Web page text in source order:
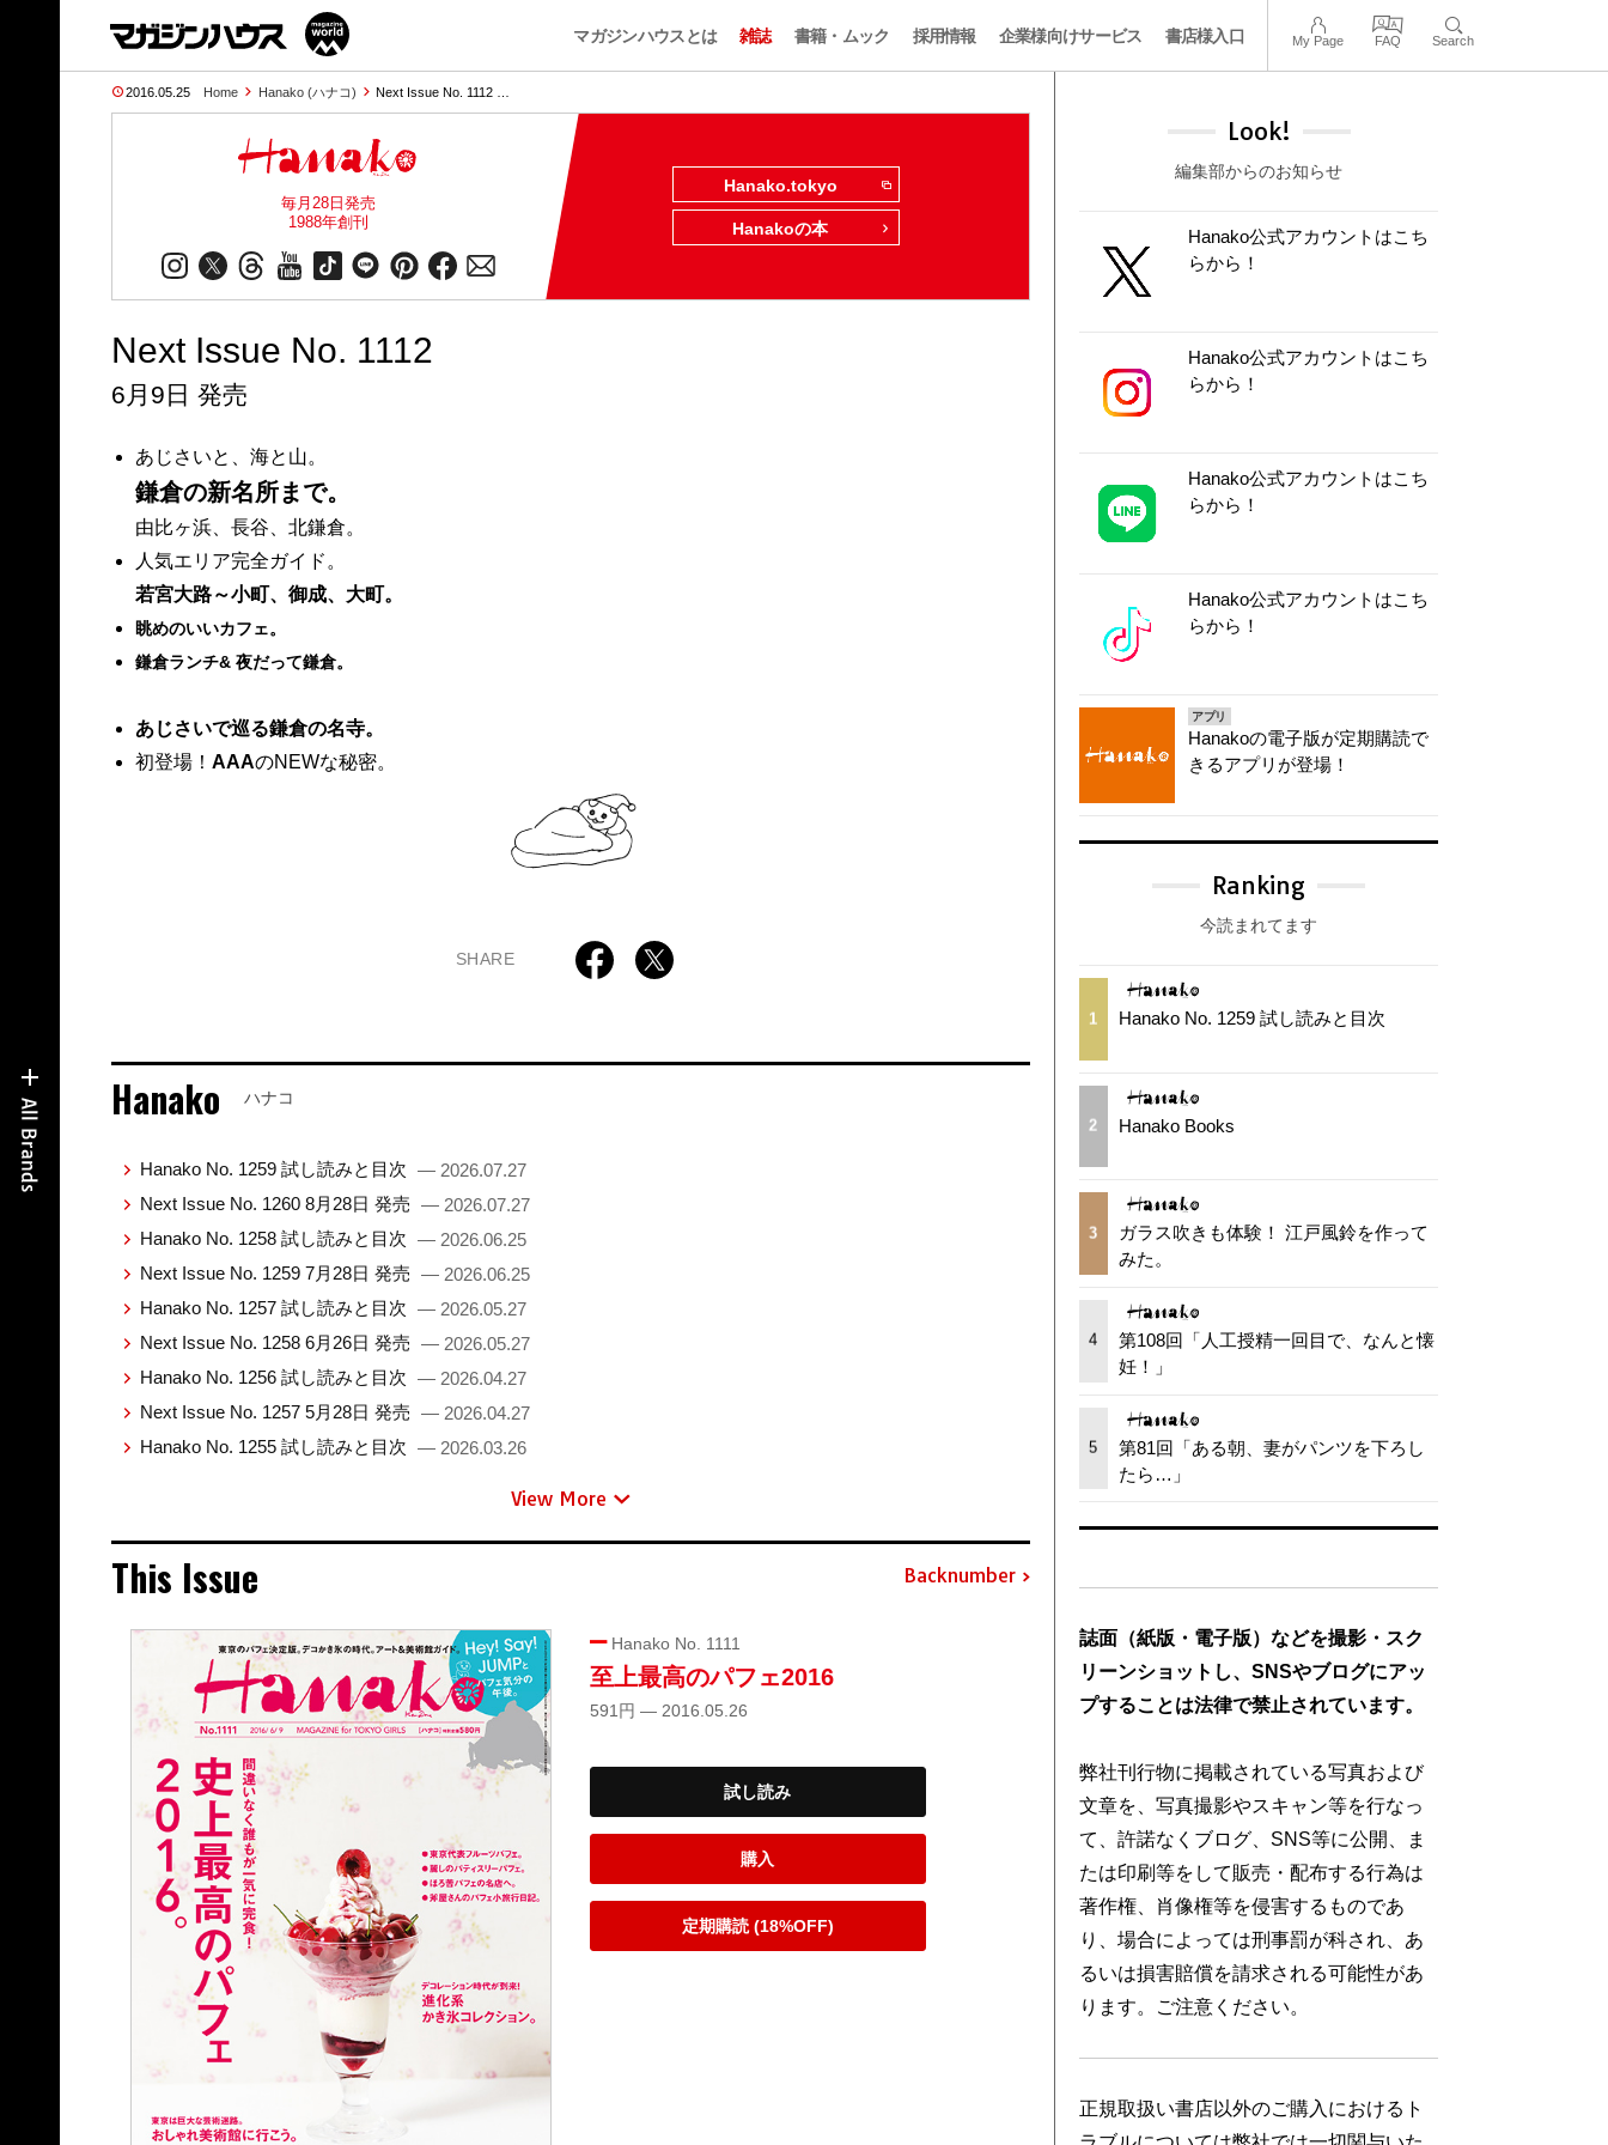
マガジンハウスとは 雑誌 書籍・ムック 採用情報 企業様向けサービス 書店様入口 My Page FAQ Search
2016.05.25 Home Hanako (ハナコ) Next Issue No. 1112 …
毎月28日発売
1988年創刊
Hanako.tokyo
Hanakoの本
Next Issue No. 1112
6月9日 発売
あじさいと、海と山。
鎌倉の新名所まで。
由比ヶ浜、長谷、北鎌倉。
人気エリア完全ガイド。
若宮大路～小町、御成、大町。
眺めのいいカフェ。
鎌倉ランチ& 夜だって鎌倉。
あじさいで巡る鎌倉の名寺。
初登場！ AAAのNEWな秘密。
SHARE
Hanako ハナコ
Hanako No. 1259 試し読みと目次 — 2026.07.27
Next Issue No. 1260 8月28日 発売 — 2026.07.27
Hanako No. 1258 試し読みと目次 — 2026.06.25
Next Issue No. 1259 7月28日 発売 — 2026.06.25
Hanako No. 1257 試し読みと目次 — 2026.05.27
Next Issue No. 1258 6月26日 発売 — 2026.05.27
Hanako No. 1256 試し読みと目次 — 2026.04.27
Next Issue No. 1257 5月28日 発売 — 2026.04.27
Hanako No. 1255 試し読みと目次 — 2026.03.26
View More
This Issue Backnumber
Hanako No. 1111
至上最高のパフェ2016
591円 — 2016.05.26
試し読み
購入
定期購読 (18%OFF)
Look!
編集部からのお知らせ
Hanako公式アカウントはこち
らから！
Hanako公式アカウントはこち
らから！
Hanako公式アカウントはこち
らから！
Hanako公式アカウントはこち
らから！
アプリ
Hanakoの電子版が定期購読で
きるアプリが登場！
Ranking
今読まれてます
1 Hanako No. 1259 試し読みと目次
2 Hanako Books
3
ガラス吹きも体験！ 江戸風鈴を作って
みた。
4
第108回「人工授精一回目で、なんと懐
妊！」
5
第81回「ある朝、妻がパンツを下ろし
たら…」
誌面（紙版・電子版）などを撮影・スク
リーンショットし、SNSやブログにアッ
プすることは法律で禁止されています。
弊社刊行物に掲載されている写真および
文章を、写真撮影やスキャン等を行なっ
て、許諾なくブログ、SNS等に公開、ま
たは印刷等をして販売・配布する行為は
著作権、肖像権等を侵害するものであ
り、場合によっては刑事罰が科され、あ
るいは損害賠償を請求される可能性があ
ります。ご注意ください。
正規取扱い書店以外のご購入におけるト